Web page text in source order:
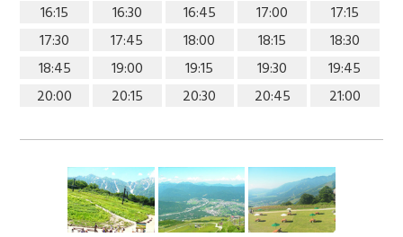
16:15
16:30 16:45 17:00
17:15
17:30
17:45 18:00 18:15
18:30
18:45
19:00 19:15 19:30
19:45
20:00
20:15 20:30 20:45 21:00